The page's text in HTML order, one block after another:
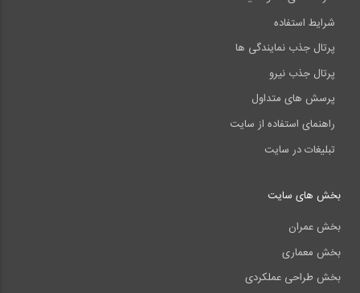
شرایط استفاده
پرتال جذب نمایندگی ها
پرتال جذب نیرو
پرسش های متداول
راهنمای استفاده از سایت
تبلیغات در سایت
بخش های سایت
بخش عمران
بخش معماری
بخش طراحی عملکردی